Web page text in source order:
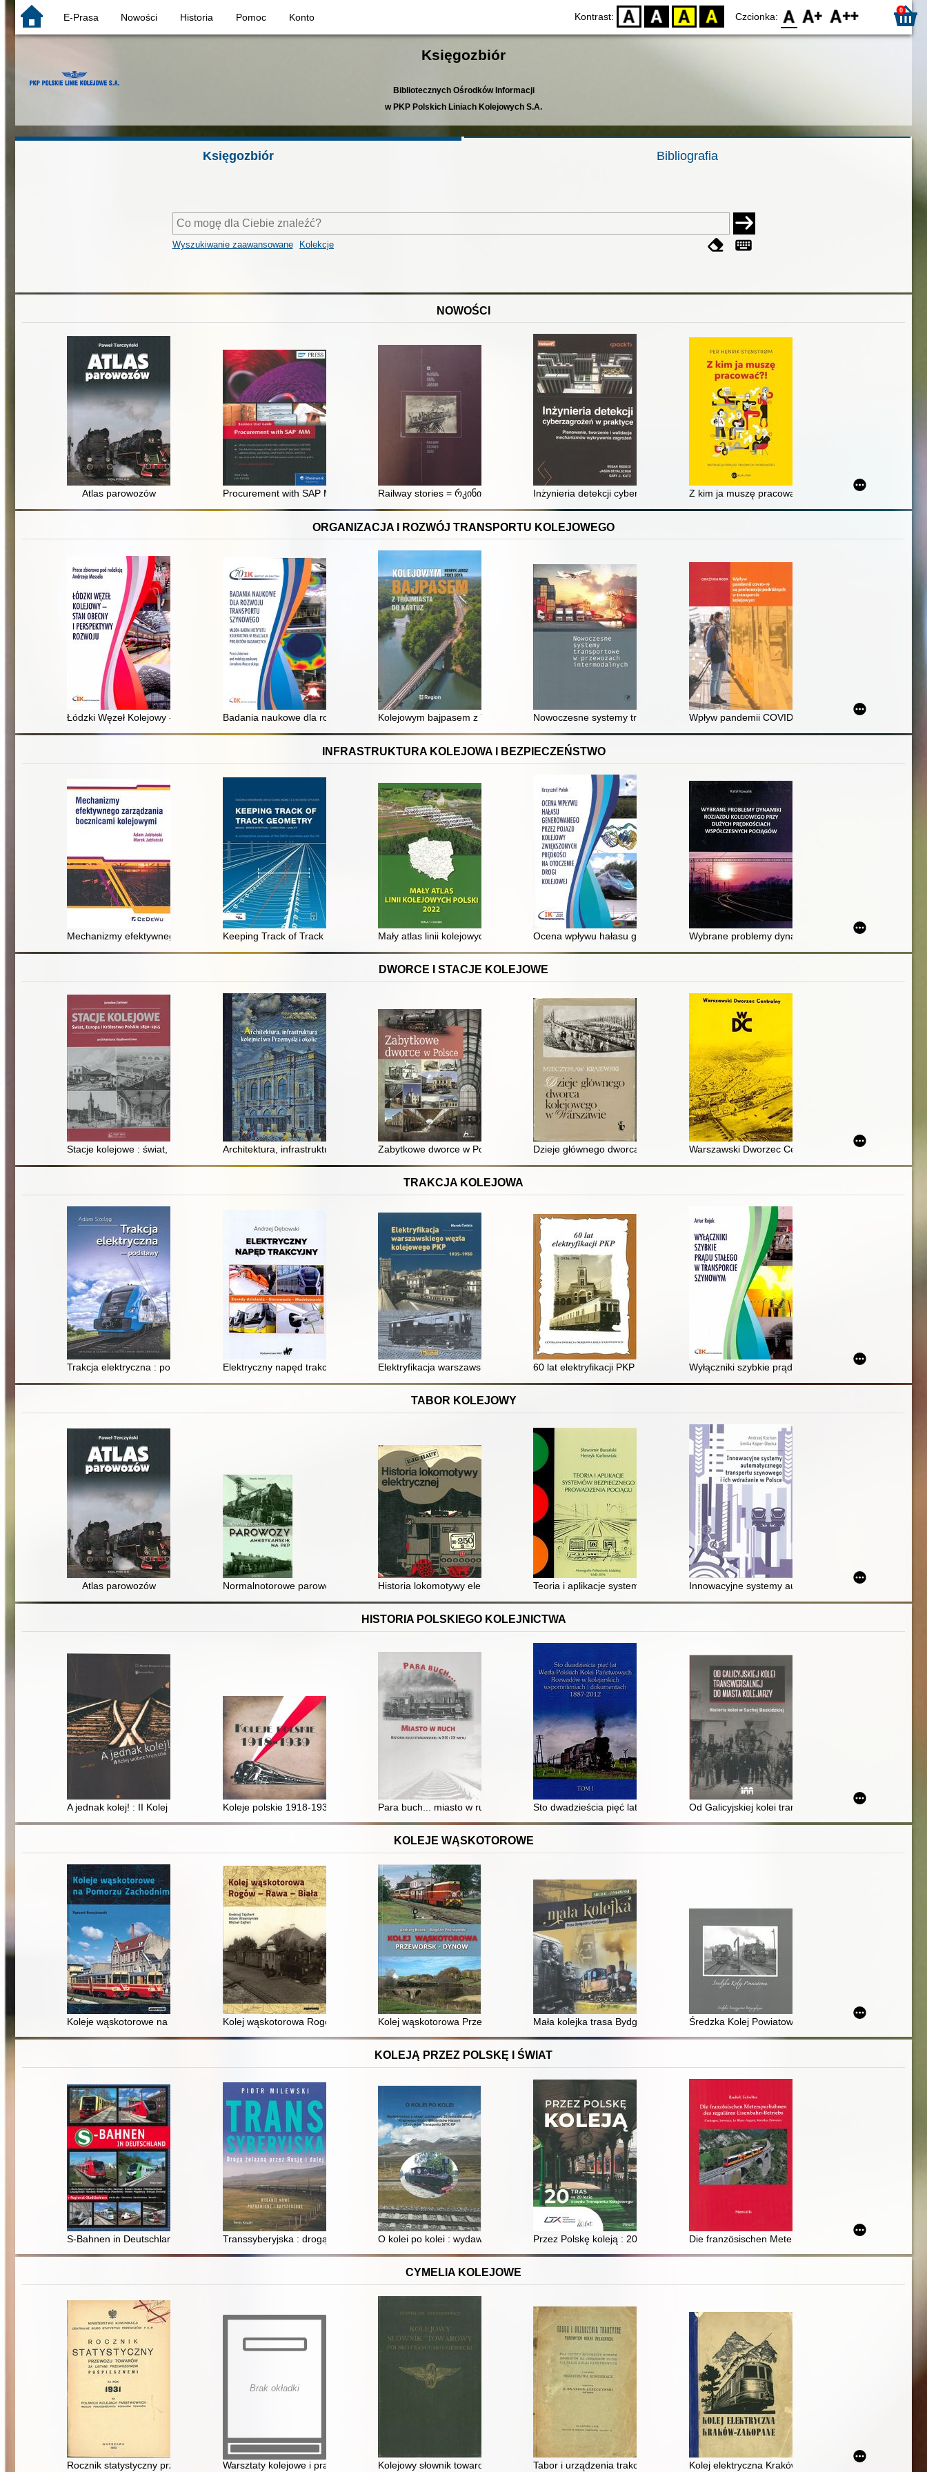
E-Prasa Nowości Historia Pomoc Konto Kontrast: D BW YB BY Czcionka: F0 F1 F2 0
Księgozbiór
Bibliotecznych Ośrodków Informacji
w PKP Polskich Liniach Kolejowych S.A.
Księgozbiór Bibliografia
Wyszukiwanie zaawansowane Kolekcje
NOWOŚCI
Atlas parowozów Procurement with SAP MM : Business User GuideRailway stories = რკინის გზის ამბებიInżynieria detekcji cyberzagrożeń w praktyce : planowanie, tworzenie i walidacja
Z kim ja muszę pracować?! : instrukcja obsługi
ORGANIZACJA I ROZWÓJ TRANSPORTU KOLEJOWEGO
Łódzki Węzeł Kolejowy - stan obecny i perspektywy rozwoju : praca zbiorowa
Badania naukowe dla rozwoju transportu szynowego : młoda kadra Instytutu Kolejnictwa w realizacji projektów badawczych : praca zbiorowa
Kolejowym bajpasem z Trójmiasta do KartuzNowoczesne systemy transportowe w przewozach intermodalnych
Wpływ pandemii COVID-19 na preferencje
INFRASTRUKTURA KOLEJOWA I BEZPIECZEŃSTWO
Mechanizmy efektywnego zarządzania bocznicami kolejowymiKeeping Track of Track Geometry : Basics - Error Detection - Correction - Quality: an overview of the DACH countries and the UK
Mały atlas linii kolejowych Polski 2022Ocena wpływu hałasu generowanego przez pojazd kolejowy zwiększonych prędkości na
Wybrane problemy dynamiki rozjazdu kolejowego
DWORCE I STACJE KOLEJOWE
Stacje kolejowe : świat, Europa i Królestwo Polskie 1830-1915 : architektura i budownictwo
Architektura, infrastruktura kolejnictwa Przemyśla i okolic
Zabytkowe dworce w Polsce Dzieje głównego dworca kolejowego w WarszawieWarszawski Dworzec Centralny
TRAKCJA KOLEJOWA
Trakcja elektryczna : podstawy Elektryczny napęd trakcyjny : zasady działania, sterowanie, modelowanie
Elektryfikacja warszawskiego węzła kolejowego PKP 1933-1950
60 lat elektryfikacji PKP : praca zbiorowaWyłączniki szybkie prądu stałego w transporcie
TABOR KOLEJOWY
Atlas parowozów Normalnotorowe parowozy amerykańskie na PKPHistoria lokomotywy elektrycznej Teoria i aplikacje systemów bezpiecznego prowadzenia pociągu
Innowacyjne systemy automatycznego transportu
HISTORIA POLSKIEGO KOLEJNICTWA
A jednak kolej! : II Kolej wobec kryzysówKoleje polskie 1918-1939 : Wystawa z okazji 100-lecia odzyskania niepodległości
Para buch... miasto w ruch : historia kolei stargardzkiej w XIX i XX wieku
Sto dwadzieścia pięć lat Węzła Polskich Kolei Państwowych : Rozwadów w kolejarskich
Od Galicyjskiej kolei transwersalnej do miasta
KOLEJE WĄSKOTOROWE
Koleje wąskotorowe na Pomorzu ZachodnimKolej wąskotorowa Rogów - Rawa - BiałaKolej wąskotorowa Przeworsk-DynówMała kolejka trasa Bydgoszcz-KoronowoŚredzka Kolej Powiatowa
KOLEJĄ PRZEZ POLSKĘ I ŚWIAT
S-Bahnen in Deutschland : Regional-Stadttbahnen / Schwandl Robert
Transsyberyjska : drogą żelazną przez Rosję i dalejO kolei po kolei : wydawnictwo z okazji jubileuszu 25-lecia działania Krajowego Klubu Miłośników Historii i Zabytków
Przez Polskę koleją : 20 tras na 20-lecie Urzędu Transportu Kolejowego
Die französischen Meterspurbahnen des regulären
CYMELIA KOLEJOWE
Rocznik statystyczny przewozu towarów za listami przewozowemi pośpiesznemi za rok 1931 na PKP
Brak okładki
Warsztaty kolejowe i praktyka warsztatowaKolejowy słownik towarowy polsko-francusko-niemieckiTabor i urządzenia trakcyjne Parowych Kolei Żelaznych
Kolej elektryczna Kraków-Zakopane